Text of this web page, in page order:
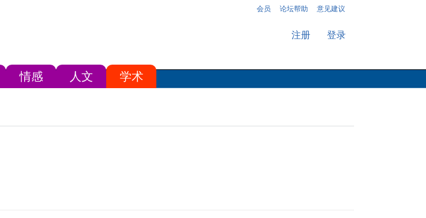
会员 论坛帮助 意见建议
注册 登录
情感 人文 学术